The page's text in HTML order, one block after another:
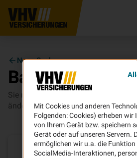
Neue Suche
Bankdaten &
Sie möchten zu einen bestehenden
ändern und ein neues SEPA-Mandat
Um welche
Mit Cookies und anderen
Folgenden: Cookies) erheben
von Ihrem Gerät bzw. speichern
Gerät oder auf unseren Servern.
ermöglichen wir u.a. die Funktion
SocialMedia-Interaktionen,